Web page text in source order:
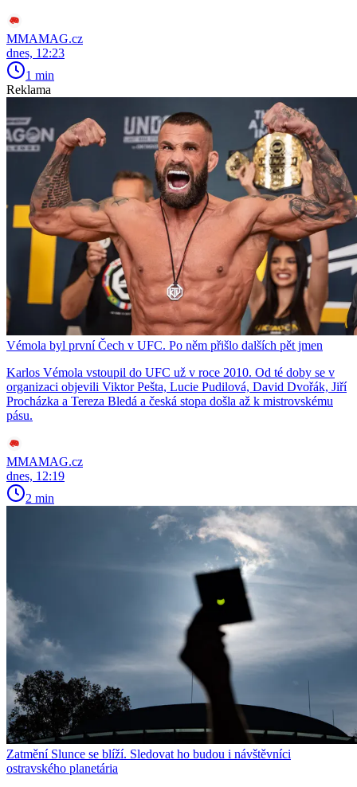
MMAMAG.cz
dnes, 12:23
1 min
Reklama
Vémola byl první Čech v UFC. Po něm přišlo dalších pět jmen
Karlos Vémola vstoupil do UFC už v roce 2010. Od té doby se v
organizaci objevili Viktor Pešta, Lucie Pudilová, David Dvořák, Jiří
Procházka a Tereza Bledá a česká stopa došla až k mistrovskému
pásu.
MMAMAG.cz
dnes, 12:19
2 min
Zatmění Slunce se blíží. Sledovat ho budou i návštěvníci
ostravského planetária